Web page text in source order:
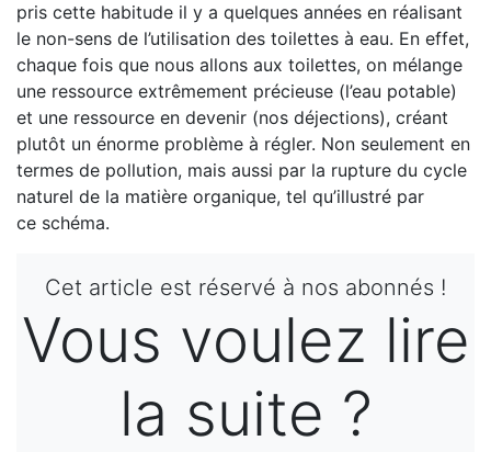
pris cette habitude il y a quelques années en réalisant
le non-sens de l’utilisation des toilettes à eau. En effet,
chaque fois que nous allons aux toilettes, on mélange
une ressource extrêmement précieuse (l’eau potable)
et une ressource en devenir (nos déjections), créant
plutôt un énorme problème à régler. Non seulement en
termes de pollution, mais aussi par la rupture du cycle
naturel de la matière organique, tel qu’illustré par
ce schéma.
Cet article est réservé à nos abonnés !
Vous voulez lire
la suite ?